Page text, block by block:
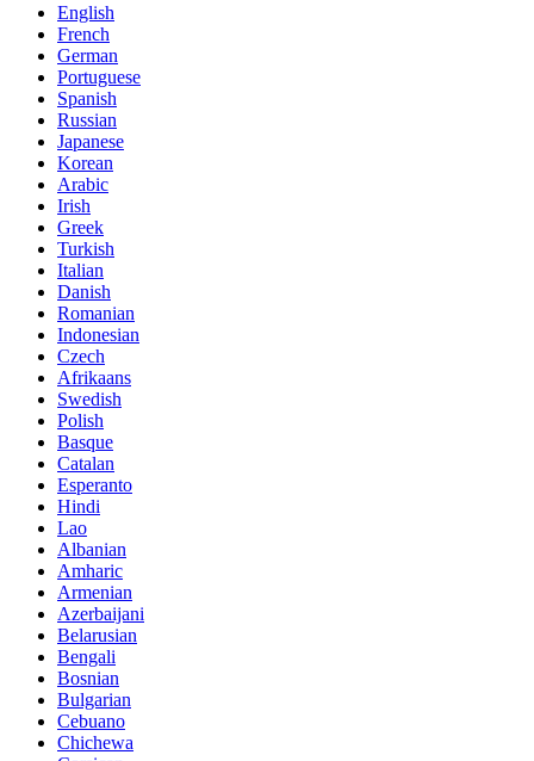
English
French
German
Portuguese
Spanish
Russian
Japanese
Korean
Arabic
Irish
Greek
Turkish
Italian
Danish
Romanian
Indonesian
Czech
Afrikaans
Swedish
Polish
Basque
Catalan
Esperanto
Hindi
Lao
Albanian
Amharic
Armenian
Azerbaijani
Belarusian
Bengali
Bosnian
Bulgarian
Cebuano
Chichewa